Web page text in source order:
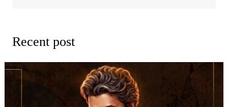
Recent post